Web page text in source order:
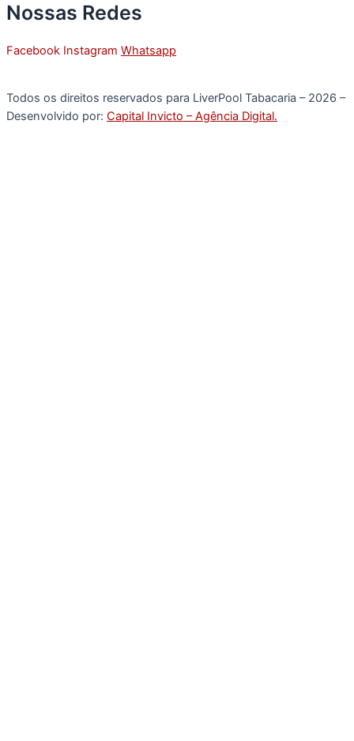
Nossas Redes
Facebook Instagram Whatsapp
Todos os direitos reservados para LiverPool Tabacaria – 2026 –
Desenvolvido por: Capital Invicto – Agência Digital.